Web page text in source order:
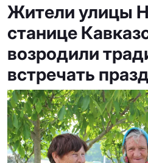
Жители улицы
станице
возродили
встречать